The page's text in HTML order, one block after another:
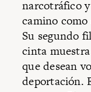
narcotráfico
camino
Su segundo
cinta
que desean
deportación.